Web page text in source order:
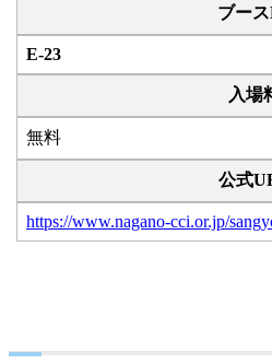
ブー
E-23
入場
無料
公式
https://www.nagano-cci.or.jp/